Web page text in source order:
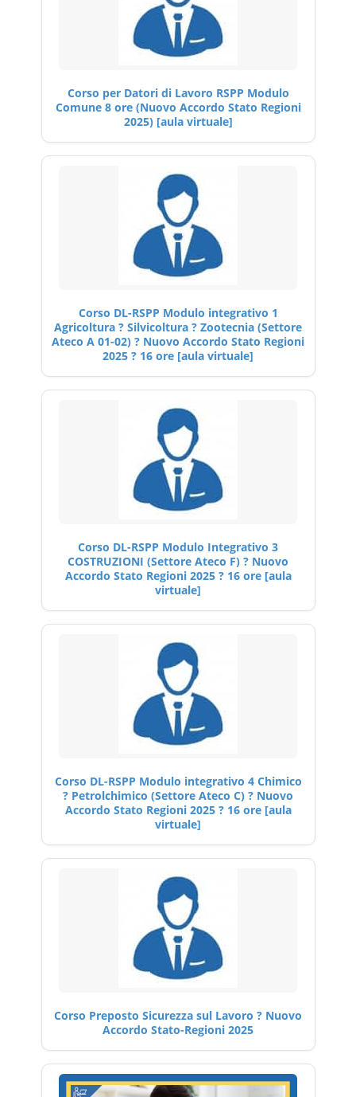
Corso per Datori di Lavoro RSPP Modulo
Comune 8 ore (Nuovo Accordo Stato Regioni
2025) [aula virtuale]
Corso DL-RSPP Modulo integrativo 1
Agricoltura ? Silvicoltura ? Zootecnia (Settore
Ateco A 01-02) ? Nuovo Accordo Stato Regioni
2025 ? 16 ore [aula virtuale]
Corso DL-RSPP Modulo Integrativo 3
COSTRUZIONI (Settore Ateco F) ? Nuovo
Accordo Stato Regioni 2025 ? 16 ore [aula
virtuale]
Corso DL-RSPP Modulo integrativo 4 Chimico
? Petrolchimico (Settore Ateco C) ? Nuovo
Accordo Stato Regioni 2025 ? 16 ore [aula
virtuale]
Corso Preposto Sicurezza sul Lavoro ? Nuovo
Accordo Stato-Regioni 2025